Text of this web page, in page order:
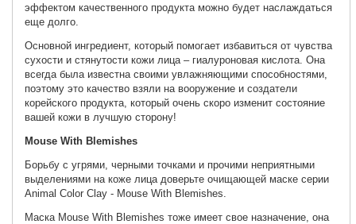
эффектом качественного продукта можно будет наслаждаться
еще долго.
Основной ингредиент, который помогает избавиться от чувства
сухости и стянутости кожи лица – гиалуроновая кислота. Она
всегда была известна своими увлажняющими способностями,
поэтому это качество взяли на вооружение и создатели
корейского продукта, который очень скоро изменит состояние
вашей кожи в лучшую сторону!
Mouse With Blemishes
Борьбу с угрями, черными точками и прочими неприятными
выделениями на коже лица доверьте очищающей маске серии
Animal Color Clay - Mouse With Blemishes.
Маска Mouse With Blemishes тоже имеет свое назначение, она